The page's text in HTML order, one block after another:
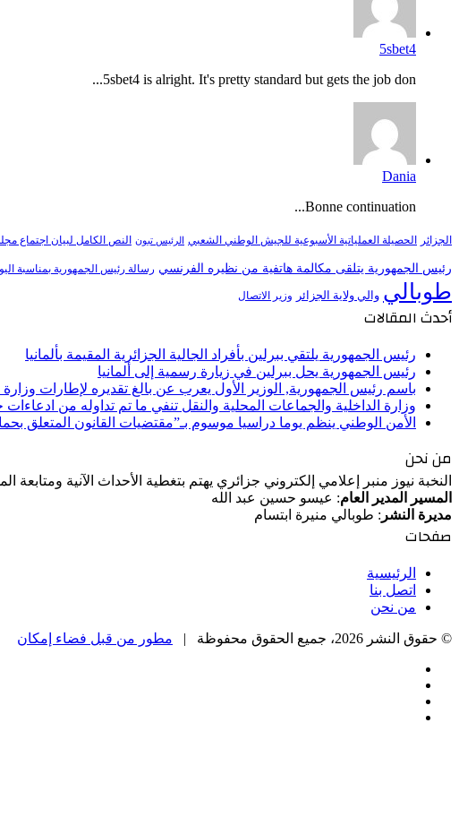
5sbet4
5sbet4 is alright. It's pretty standard but gets the job don...
Dania
Bonne continuation...
الجزائر الحصيلة العملياتية الأسبوعية للجيش الوطني الشعبي الرئيس تبون النص الكامل لبيان اجتماع
رئيس الجمهورية يتلقى مكالمة هاتفية من نظيره الفرنسي رسالة رئيس الجمهورية بمناسبة
طوبالي والي ولاية الجزائر وزير الاتصال
أحدث المقالات
رئيس الجمهورية يلتقي ببرلين بأفراد الجالية الجزائرية المقيمة بألمانيا
رئيس الجمهورية يحل ببرلين في زيارة رسمية إلى ألمانيا
باسم رئيس الجمهورية, الوزير الأول يعرب عن بالغ تقديره لإطارات
وزارة الداخلية والجماعات المحلية والنقل تنفي ما تم تداوله من
الأمن الوطني ينظم يوما دراسيا موسوم بـ”مقتضيات القانون المتعلق
من نحن
النخبة نيوز منبر إعلامي إلكتروني جزائري يهتم بتغطية الأحداث الآنية
المسير المدير العام: عيسو حسين عبد الله
مديرة النشر : طوبالي منيرة ابتسام
صفحات
الرئيسية
اتصل بنا
من نحن
© حقوق النشر 2026، جميع الحقوق محفوظة |
مطور من قبل فضاء إمكان